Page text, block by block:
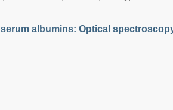
albumins: Optical